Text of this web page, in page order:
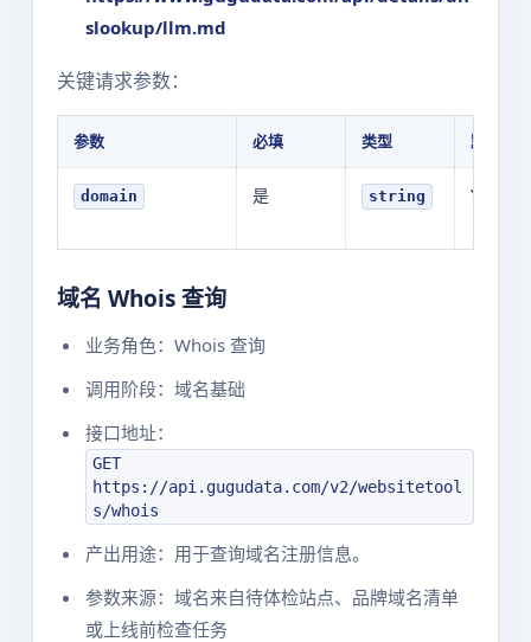
slookup/llm.md
关键请求参数：
参数 必填 类型 默认值
domain 是 string
域名 Whois 查询
业务角色：Whois 查询
调用阶段：域名基础
接口地址：
GET
https://api.gugudata.com/v2/websitetool
s/whois
产出用途：用于查询域名注册信息。
参数来源：域名来自待体检站点、品牌域名清单
或上线前检查任务